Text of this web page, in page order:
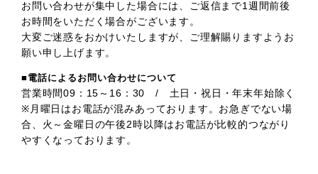
お問い合わせが集中した場合には、ご返信まで1週間前後
お時間をいただく場合がございます。
大変ご迷惑をおかけいたしますが、ご理解賜りますようお
願い申し上げます。
■電話によるお問い合わせについて
営業時間09：15～16：30 / 土日・祝日・年末年始除く
※月曜日はお電話が混みあっております。お急ぎでない場
合、火～金曜日の午後2時以降はお電話が比較的つながり
やすくなっております。